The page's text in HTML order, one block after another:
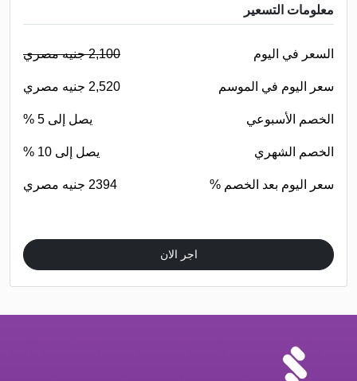
معلومات التسعير
السعر في اليوم 2,100 جنيه مصري
سعر اليوم في الموسم 2,520 جنيه مصري
الخصم الأسبوعي يصل إلى 5 %
الخصم الشهري يصل إلى 10 %
سعر اليوم بعد الخصم % 2394 جنيه مصري
اجر الان